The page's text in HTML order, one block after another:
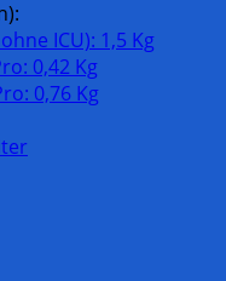
ICU): 1,5 Kg
0,42 Kg
0,76 Kg